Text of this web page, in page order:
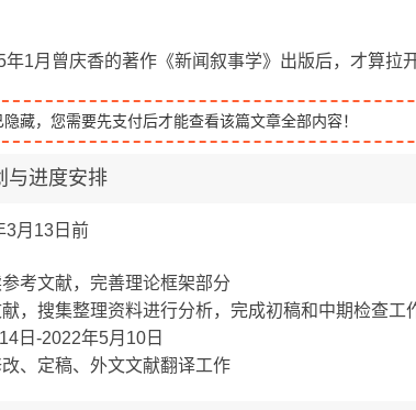
年1月曾庆香的著作《新闻叙事学》出版后，才算拉
藏，您需要先支付后才能查看该篇文章全部内容！
与进度安排
3月13日前
考文献，完善理论框架部分
，搜集整理资料进行分析，完成初稿和中期检查工
日-2022年5月10日
、定稿、外文文献翻译工作